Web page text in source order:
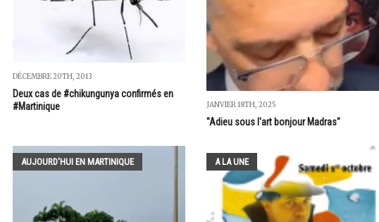
DÉCEMBRE 20TH, 2013
Deux cas de #chikungunya confirmés en
#Martinique
JANVIER 18TH, 2025
"Adieu sous l'art bonjour Madras"
AUJOURD'HUI EN MARTINIQUE A LA UNE